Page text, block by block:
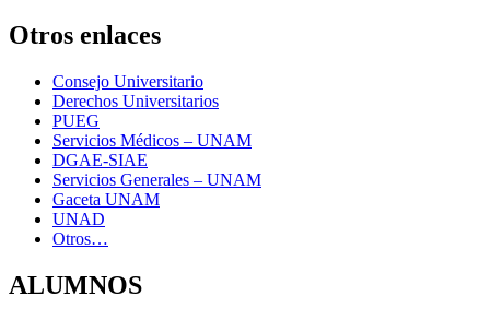
Otros enlaces
Consejo Universitario
Derechos Universitarios
PUEG
Servicios Médicos – UNAM
DGAE-SIAE
Servicios Generales – UNAM
Gaceta UNAM
UNAD
Otros…
ALUMNOS